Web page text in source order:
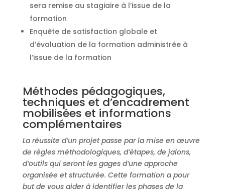
sera remise au stagiaire à l’issue de la
formation
Enquête de satisfaction globale et
d’évaluation de la formation administrée à
l’issue de la formation
Méthodes pédagogiques,
techniques et d’encadrement
mobilisées et informations
complémentaires
La réussite d’un projet passe par la mise en œuvre
de règles méthodologiques, d’étapes, de jalons,
d’outils qui seront les gages d’une approche
organisée et structurée. Cette formation a pour
but de vous aider à identifier les phases de la